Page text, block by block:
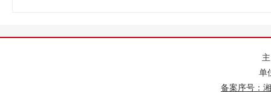
单
备案序号：